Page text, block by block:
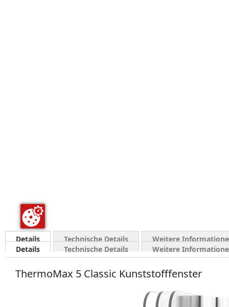
Details Technische Details Weitere
Details
ThermoMax 5 Classic Kunststofffenster
Technische Details Weitere